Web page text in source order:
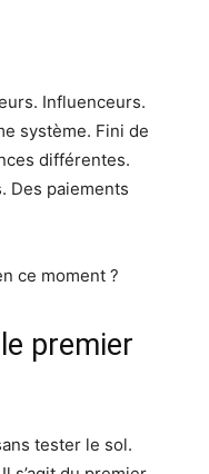
Influenceurs.
système. Fini de
différentes.
Des paiements
ce moment ?
premier
tester le sol.